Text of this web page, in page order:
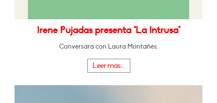
Irene Pujadas presenta "La Intrusa"
Conversará con Laura Montañés.
Leer más...